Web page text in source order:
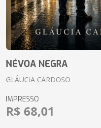
NÉVOA NEGRA
GLÁUCIA CARDOSO
IMPRESSO
R$ 68,01